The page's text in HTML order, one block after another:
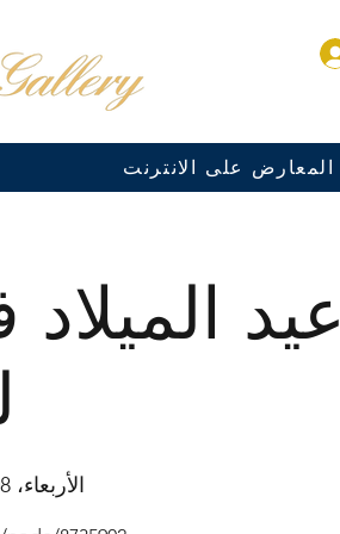
المعارض على الانترنت
عيد
الأربعاء، 08 ديسمبر